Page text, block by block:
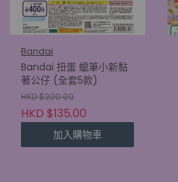
Bandai
Bandai 扭蛋 蠟筆小新黏
著公仔 (全套5款)
HKD $200.00
HKD $135.00
加入購物車